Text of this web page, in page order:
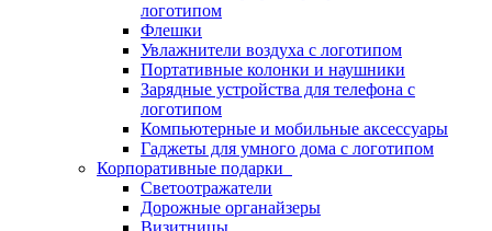
логотипом
Флешки
Увлажнители воздуха с логотипом
Портативные колонки и наушники
Зарядные устройства для телефона с
логотипом
Компьютерные и мобильные аксессуары
Гаджеты для умного дома с логотипом
Корпоративные подарки
Светоотражатели
Дорожные органайзеры
Визитницы